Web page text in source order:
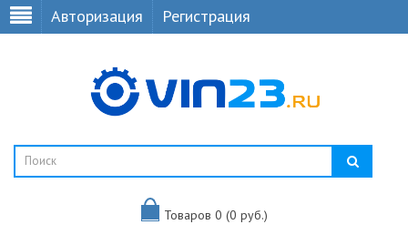
Авторизация Регистрация
Товаров 0 (0 руб.)